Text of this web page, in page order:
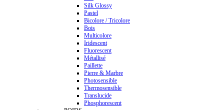
Silk Glossy
Pastel
Bicolore / Tricolore
Bois
Multicolore
Iridescent
Fluorescent
Métallisé
Paillette
Pierre & Marbre
Photosensible
Thermosensible
Translucide
Phosphorescent